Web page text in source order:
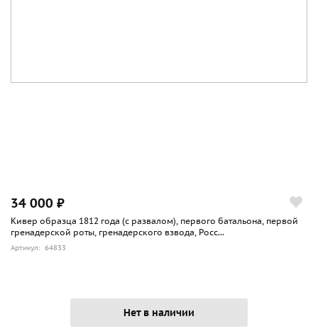
34 000 ₽
Кивер образца 1812 года (с развалом), первого батальона, первой
гренадерской роты, гренадерского взвода, Росс...
Артикул: 64833
Нет в наличии